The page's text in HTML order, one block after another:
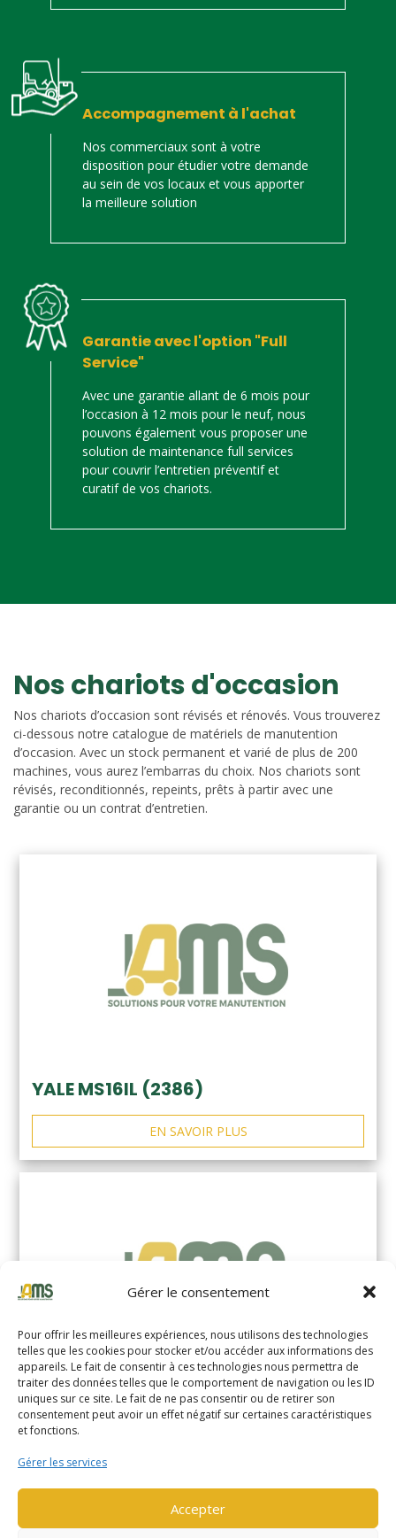
Gérer le consentement
Pour offrir les meilleures expériences, nous utilisons des technologies
telles que les cookies pour stocker et/ou accéder aux informations des
appareils. Le fait de consentir à ces technologies nous permettra de
traiter des données telles que le comportement de navigation ou les ID
uniques sur ce site. Le fait de ne pas consentir ou de retirer son
consentement peut avoir un effet négatif sur certaines caractéristiques
et fonctions.
Gérer les services
Accepter
Accompagnement à l'achat
Nos commerciaux sont à votre
disposition pour étudier votre demande
au sein de vos locaux et vous apporter
la meilleure solution
Garantie avec l'option "Full
Service"
Avec une garantie allant de 6 mois pour
l’occasion à 12 mois pour le neuf, nous
pouvons également vous proposer une
solution de maintenance full services
pour couvrir l’entretien préventif et
curatif de vos chariots.
Nos chariots d'occasion
Nos chariots d’occasion sont révisés et rénovés. Vous trouverez
ci-dessous notre catalogue de matériels de manutention
d’occasion. Avec un stock permanent et varié de plus de 200
machines, vous aurez l’embarras du choix. Nos chariots sont
révisés, reconditionnés, repeints, prêts à partir avec une
garantie ou un contrat d’entretien.
YALE MS16IL (2386)
EN SAVOIR PLUS
YALE MS14XIL (2510)